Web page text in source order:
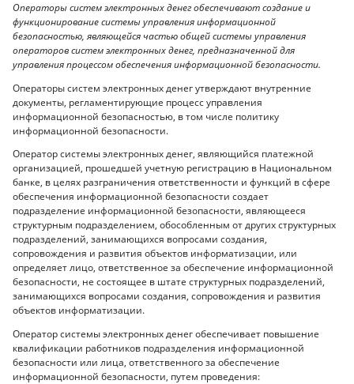
Операторы систем электронных денег обеспечивают создание и
функционирование системы управления информационной
безопасностью, являющейся частью общей системы управления
операторов систем электронных денег, предназначенной для
управления процессом обеспечения информационной безопасности.
Операторы систем электронных денег утверждают внутренние
документы, регламентирующие процесс управления
информационной безопасностью, в том числе политику
информационной безопасности.
Оператор системы электронных денег, являющийся платежной
организацией, прошедшей учетную регистрацию в Национальном
банке, в целях разграничения ответственности и функций в сфере
обеспечения информационной безопасности создает
подразделение информационной безопасности, являющееся
структурным подразделением, обособленным от других структурных
подразделений, занимающихся вопросами создания,
сопровождения и развития объектов информатизации, или
определяет лицо, ответственное за обеспечение информационной
безопасности, не состоящее в штате структурных подразделений,
занимающихся вопросами создания, сопровождения и развития
объектов информатизации.
Оператор системы электронных денег обеспечивает повышение
квалификации работников подразделения информационной
безопасности или лица, ответственного за обеспечение
информационной безопасности, путем проведения: